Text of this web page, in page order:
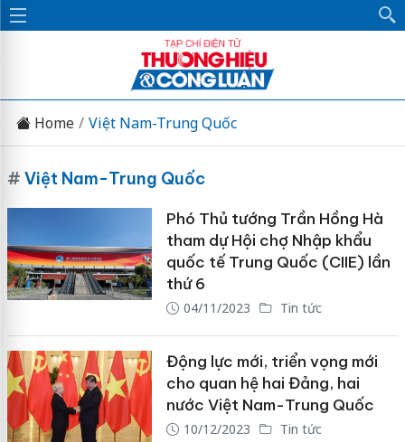
Home Việt Nam-Trung Quốc
# Việt Nam-Trung Quốc
Phó Thủ tướng Trần Hồng Hà
tham dự Hội chợ Nhập khẩu
quốc tế Trung Quốc (CIIE) lần
thứ 6
04/11/2023 Tin tức
Động lực mới, triển vọng mới
cho quan hệ hai Đảng, hai
nước Việt Nam-Trung Quốc
10/12/2023 Tin tức